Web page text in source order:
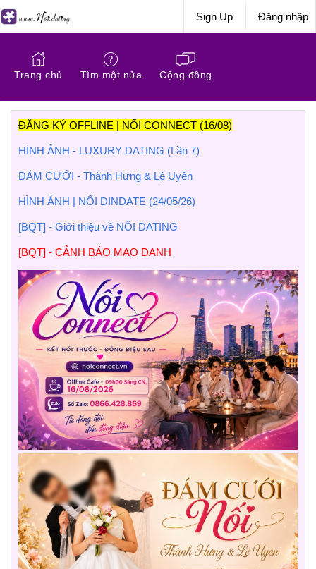
Sign Up Đăng nhập
Trang chủ Tìm một nửa Cộng đồng
ĐĂNG KÝ OFFLINE | NỐI CONNECT (16/08)
HÌNH ẢNH - LUXURY DATING (Lần 7)
ĐÁM CƯỚI - Thành Hưng & Lệ Uyên
HÌNH ẢNH | NỐI DINDATE (24/05/26)
[BQT] - Giới thiệu về NỐI DATING
[BQT] - CẢNH BÁO MẠO DANH